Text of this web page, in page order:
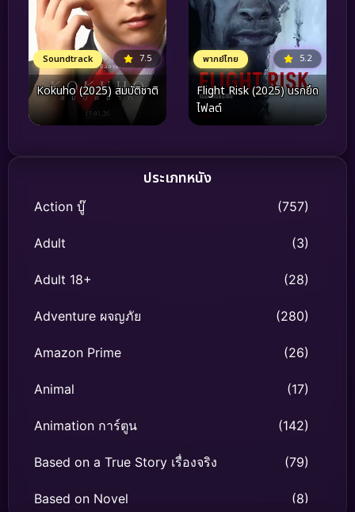
Soundtrack 7.5
Kokuho (2025) สมบัติชาติ
พากย์ไทย 5.2
Flight Risk (2025) นรกยึด
ไฟลต์
ประเภทหนัง
Action บู๊ (757)
Adult (3)
Adult 18+ (28)
Adventure ผจญภัย (280)
Amazon Prime (26)
Animal (17)
Animation การ์ตูน (142)
Based on a True Story เรื่องจริง (79)
Based on Novel (8)